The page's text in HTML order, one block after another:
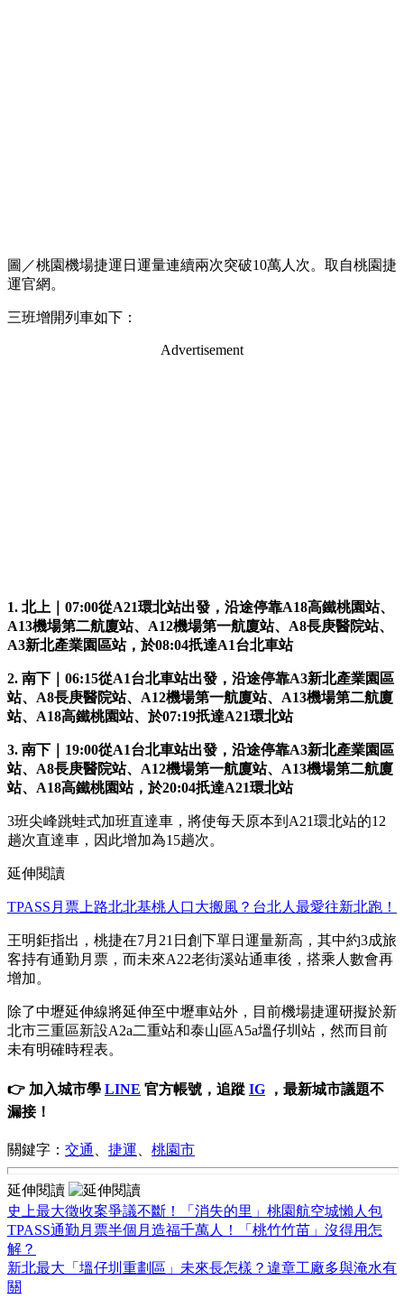
圖／桃園機場捷運日運量連續兩次突破10萬人次。取自桃園捷
運官網。
三班增開列車如下：
Advertisement
1. 北上｜07:00從A21環北站出發，沿途停靠A18高鐵桃園站、
A13機場第二航廈站、A12機場第一航廈站、A8長庚醫院站、
A3新北產業園區站，於08:04扺達A1台北車站
2. 南下｜06:15從A1台北車站出發，沿途停靠A3新北產業園區
站、A8長庚醫院站、A12機場第一航廈站、A13機場第二航廈
站、A18高鐵桃園站、於07:19扺達A21環北站
3. 南下｜19:00從A1台北車站出發，沿途停靠A3新北產業園區
站、A8長庚醫院站、A12機場第一航廈站、A13機場第二航廈
站、A18高鐵桃園站，於20:04扺達A21環北站
3班尖峰跳蛙式加班直達車，將使每天原本到A21環北站的12
趟次直達車，因此增加為15趟次。
延伸閱讀
TPASS月票上路北北基桃人口大搬風？台北人最愛往新北跑！
王明鉅指出，桃捷在7月21日創下單日運量新高，其中約3成旅
客持有通勤月票，而未來A22老街溪站通車後，搭乘人數會再
增加。
除了中壢延伸線將延伸至中壢車站外，目前機場捷運研擬於新
北市三重區新設A2a二重站和泰山區A5a塭仔圳站，然而目前
未有明確時程表。
👉 加入城市學 LINE 官方帳號，追蹤 IG ，最新城市議題不
漏接！
關鍵字： 交通 捷運 桃園市
延伸閱讀
史上最大徵收案爭議不斷！「消失的里」桃園航空城懶人包
TPASS通勤月票半個月造福千萬人！「桃竹竹苗」沒得用怎
解？
新北最大「塭仔圳重劃區」未來長怎樣？違章工廠多與淹水有
關